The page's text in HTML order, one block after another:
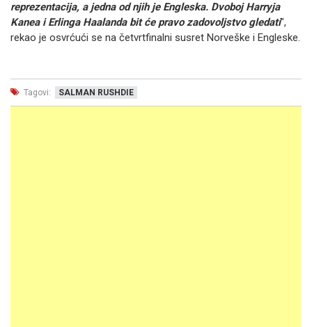
reprezentacija, a jedna od njih je Engleska. Dvoboj Harryja
Kanea i Erlinga Haalanda bit će pravo zadovoljstvo gledati",
rekao je osvrćući se na četvrtfinalni susret Norveške i Engleske.
Tagovi: SALMAN RUSHDIE